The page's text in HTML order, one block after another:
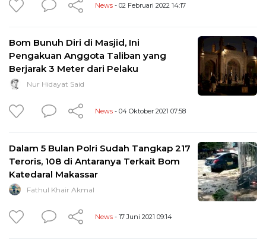
News - 02 Februari 2022 14:17
Bom Bunuh Diri di Masjid, Ini
Pengakuan Anggota Taliban yang
Berjarak 3 Meter dari Pelaku
Nur Hidayat Said
News - 04 Oktober 2021 07:58
Dalam 5 Bulan Polri Sudah Tangkap 217
Teroris, 108 di Antaranya Terkait Bom
Katedaral Makassar
Fathul Khair Akmal
News - 17 Juni 2021 09:14